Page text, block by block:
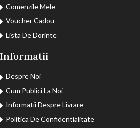
Comenzile Mele
Voucher Cadou
Lista De Dorinte
Informatii
Despre Noi
Cum Publici La Noi
Informatii Despre Livrare
Politica De Confidentialitate